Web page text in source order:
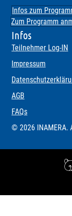
Infos
Teilnehmer Log-IN
Impressum
AGB
FAQs
© 2026 INAMERA.
Infos zum
Zum Programm